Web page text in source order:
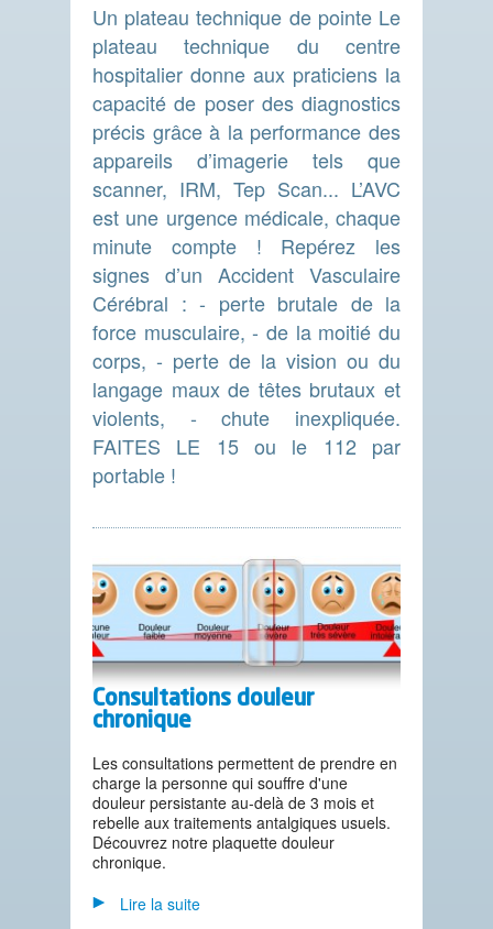
Un plateau technique de pointe Le
plateau technique du centre
hospitalier donne aux praticiens la
capacité de poser des diagnostics
précis grâce à la performance des
appareils d’imagerie tels que
scanner, IRM, Tep Scan... L’AVC
est une urgence médicale, chaque
minute compte ! Repérez les
signes d’un Accident Vasculaire
Cérébral : - perte brutale de la
force musculaire, - de la moitié du
corps, - perte de la vision ou du
langage maux de têtes brutaux et
violents, - chute inexpliquée.
FAITES LE 15 ou le 112 par
portable !
Consultations douleur
chronique
Les consultations permettent de prendre en
charge la personne qui souffre d'une
douleur persistante au-delà de 3 mois et
rebelle aux traitements antalgiques usuels.
Découvrez notre plaquette douleur
chronique.
Lire la suite